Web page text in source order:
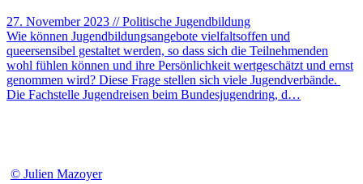
27. November 2023 // Politische Jugendbildung
Wie können Jugendbildungsangebote vielfaltsoffen und
queersensibel gestaltet werden, so dass sich die Teilnehmenden
wohl fühlen können und ihre Persönlichkeit wertgeschätzt und ernst
genommen wird? Diese Frage stellen sich viele Jugendverbände.
Die Fachstelle Jugendreisen beim Bundesjugendring, d…
© Julien Mazoyer